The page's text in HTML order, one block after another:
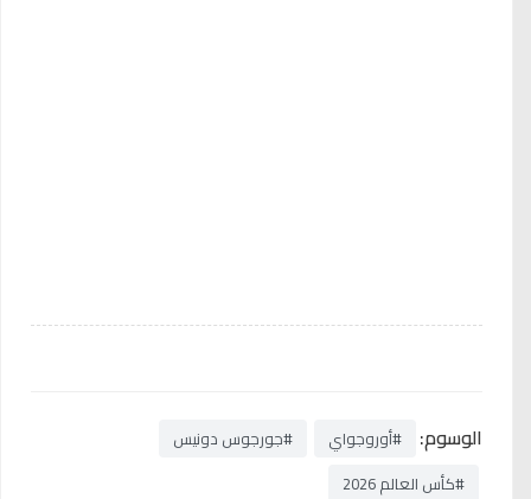
الوسوم: #أوروجواي
#جورجوس دونيس
#كأس العالم 2026